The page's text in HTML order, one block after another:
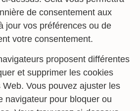
de consentement aux
jour vos préférences ou de
votre consentement.
proposent différentes
et supprimer les cookies
Vous pouvez ajuster les
navigateur pour bloquer ou